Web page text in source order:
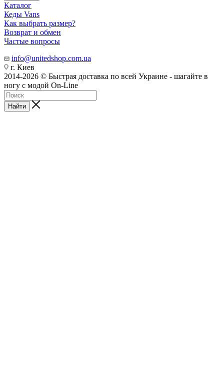
Каталог
Кеды Vans
Как выбрать размер?
Возврат и обмен
Частые вопросы
info@unitedshop.com.ua
г. Киев
2014-2026 © Быстрая доставка по всей Украине - шагайте в
ногу с модой On-Line
Найти